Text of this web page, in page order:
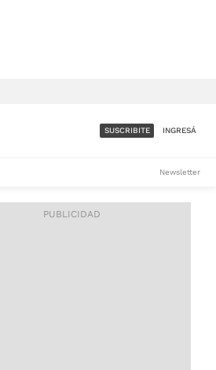
ACCESO FULL - $1.800/MES
SUSCRIBITE INGRESÁ
Newsletter